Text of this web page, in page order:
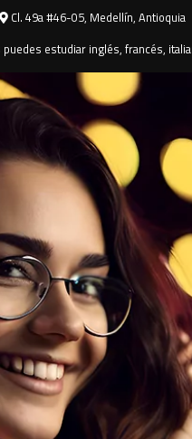
Cl. 49a #46-05, Medellín, Antioquia
estudiar inglés, francés,